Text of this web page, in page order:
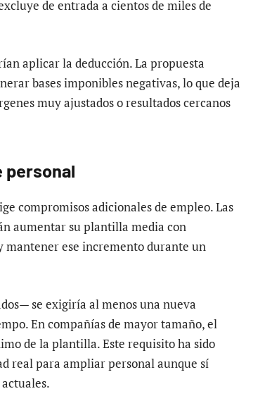
de entrada a cientos de miles de
aplicar la deducción. La propuesta
bases imponibles negativas, lo que deja
muy ajustados o resultados cercanos
personal
compromisos adicionales de empleo. Las
aumentar su plantilla media con
mantener ese incremento durante un
se exigiría al menos una nueva
En compañías de mayor tamaño, el
de la plantilla. Este requisito ha sido
real para ampliar personal aunque sí